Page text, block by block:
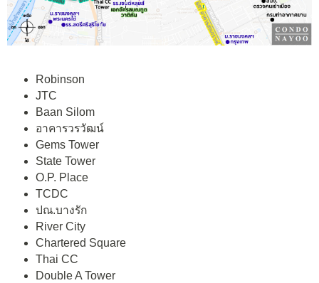
Robinson
JTC
Baan Silom
อาคารวรวัฒน์
Gems Tower
State Tower
O.P. Place
TCDC
ปณ.บางรัก
River City
Chartered Square
Thai CC
Double A Tower